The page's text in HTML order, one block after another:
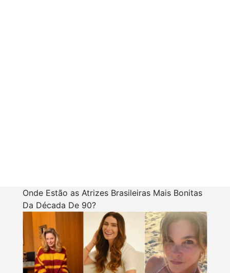
Onde Estão as Atrizes Brasileiras Mais Bonitas
Da Década De 90?